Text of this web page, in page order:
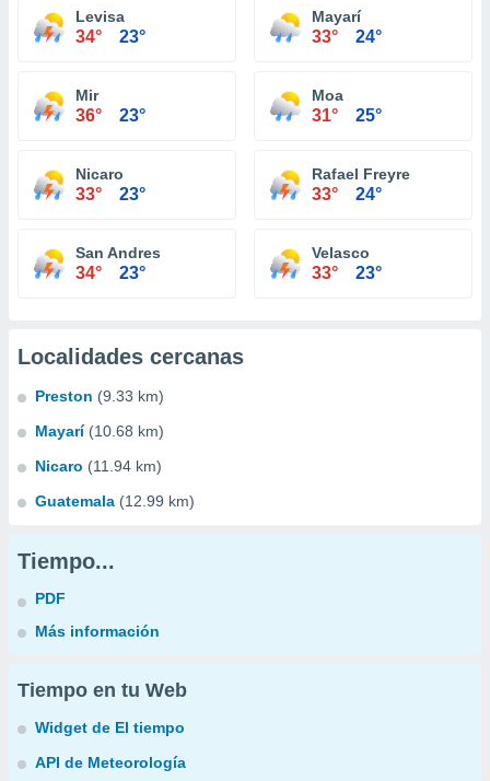
Levisa
34° 23°
Mayarí
33° 24°
Mir
36° 23°
Moa
31° 25°
Nicaro
33° 23°
Rafael Freyre
33° 24°
San Andres
34° 23°
Velasco
33° 23°
Localidades cercanas
Preston (9.33 km)
Mayarí (10.68 km)
Nicaro (11.94 km)
Guatemala (12.99 km)
Tiempo...
PDF
Más información
Tiempo en tu Web
Widget de El tiempo
API de Meteorología